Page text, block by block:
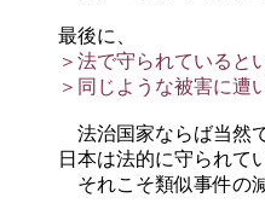
最後に、
＞法で守られていると
＞同じような被害に遭
法治国家ならば当然
日本は法的に守られて
それこそ類似事件の